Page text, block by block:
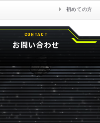
初めての方
CONTACT
お問い合わせ